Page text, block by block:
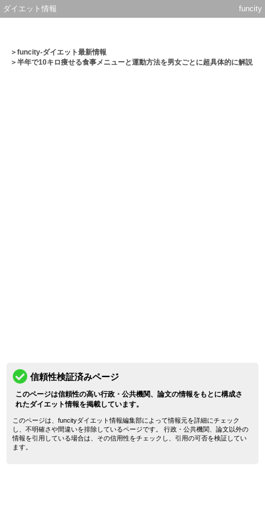
ダイエット情報 funcity
＞funcity-ダイエット最新情報
＞半年で10キロ痩せる食事メニューと運動方法を男女ごとに超具体的に解説
信頼性検証済みページ
このページは信頼性の高い行政・公共機関、論文の情報をもとに構成さ
れたダイエット情報を掲載しています。
このページは、funcityダイエット情報編集部によって情報元を詳細にチェック
し、不明確さや間違いを排除しているページです。 行政・公共機関、論文以外の
情報を引用している場合は、その信用性をチェックし、引用の可否を検証してい
ます。